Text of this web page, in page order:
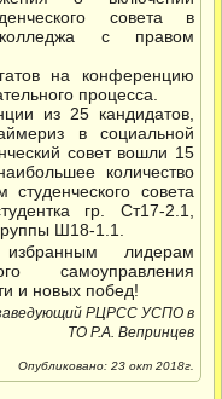
совета в
с правом
на конференцию
процесса.
из 25 кандидатов,
в социальной
совет вошли 15
количество
студенческого совета
гр. Ст17-2.1,
Ш18-1.1.
лидерам
самоуправления
и новых побед!
РЦРСС УСПО в
ТО Р.А. Вепринцев
Опубликовано: 23 окт 2018г.